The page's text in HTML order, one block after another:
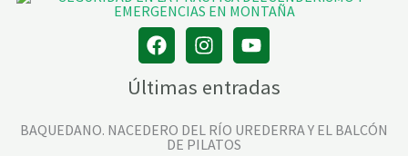
Últimas entradas
BAQUEDANO. NACEDERO DEL RÍO UREDERRA Y EL BALCÓN
DE PILATOS